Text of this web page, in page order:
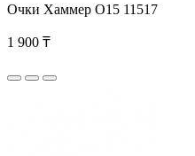
Очки Хаммер О15 11517
1 900 ₸